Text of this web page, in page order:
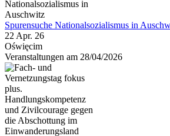
Spurensuche Nationalsozialismus in
22 Apr. 26
Oświęcim
Veranstaltungen am 28/04/2026